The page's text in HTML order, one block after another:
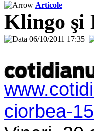
Articole
Klingo şi
06/10/2011 17:35
ciorbea-